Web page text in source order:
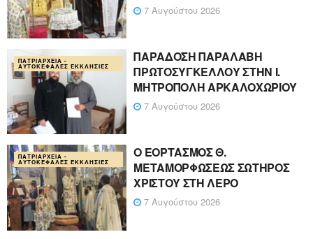
7 Αυγούστου 2026
ΠΑΤΡΙΑΡΧΕΊΑ -
ΑΥΤΟΚΈΦΑΛΕΣ ΕΚΚΛΗΣΊΕΣ
ΠΑΡΑΔΟΣΗ ΠΑΡΑΛΑΒΗ
ΠΡΩΤΟΣΥΓΚΕΛΛΟΥ ΣΤΗΝ Ι.
ΜΗΤΡΟΠΟΛΗ ΑΡΚΑΛΟΧΩΡΙΟΥ
7 Αυγούστου 2026
ΠΑΤΡΙΑΡΧΕΊΑ -
ΑΥΤΟΚΈΦΑΛΕΣ ΕΚΚΛΗΣΊΕΣ
Ο ΕΟΡΤΑΣΜΟΣ Θ.
ΜΕΤΑΜΟΡΦΩΣΕΩΣ ΣΩΤΗΡΟΣ
ΧΡΙΣΤΟΥ ΣΤΗ ΛΕΡΟ
7 Αυγούστου 2026